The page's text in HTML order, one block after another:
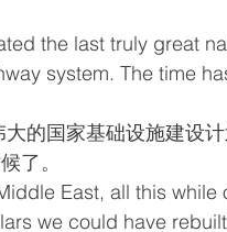
the last truly great
system. The time
的国家基础设施建设
了。
East, all this while
we could have